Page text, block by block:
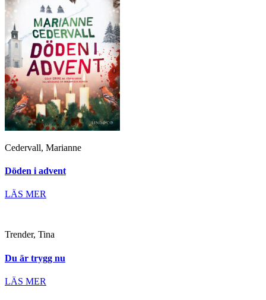
Cedervall, Marianne
Döden i advent
LÄS MER
Trender, Tina
Du är trygg nu
LÄS MER